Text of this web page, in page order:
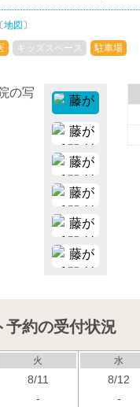
地図 〕
キッズスペース 駐車場
予約の受付状況
火
8/11
-
水
8/12
-